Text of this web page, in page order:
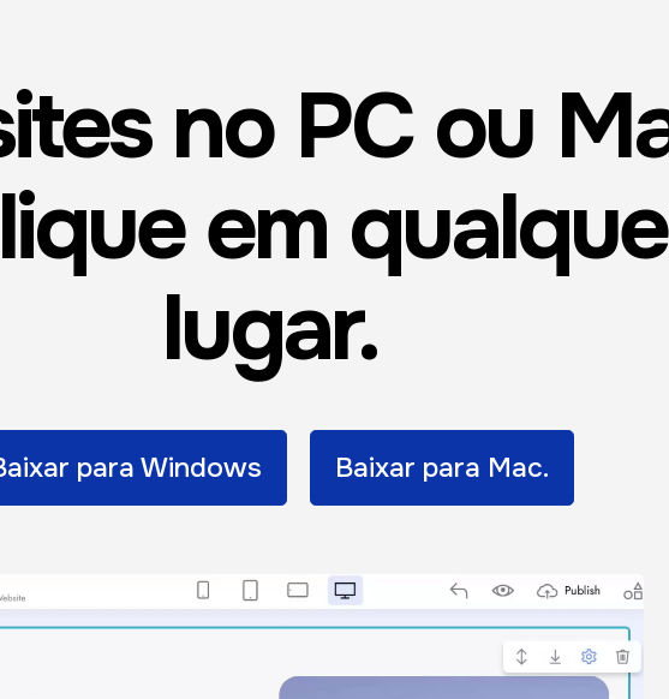
no PC ou
em
lugar.
para Windows Baixar para Mac.